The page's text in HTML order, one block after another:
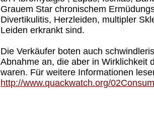
Grauem Star chronischem
Divertikulitis, Herzleiden, multipler
Leiden erkrankt sind.
Die Verkäufer boten auch
Abnahme an, die aber in Wirklichkeit
waren. Für weitere Informationen
http://www.quackwatch.org/